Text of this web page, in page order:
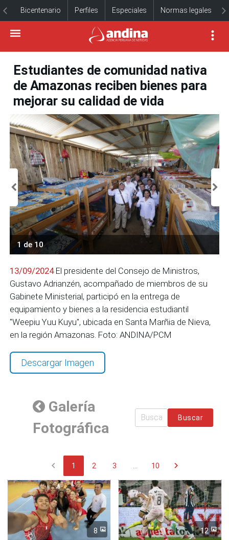
Bicentenario Perfiles Especiales Normas legales
Estudiantes de comunidad nativa
de Amazonas reciben bienes para
mejorar su calidad de vida
1 de 10
13/09/2024El presidente del Consejo de Ministros,
Gustavo Adrianzén, acompañado de miembros de su
Gabinete Ministerial, participó en la entrega de
equipamiento y bienes a la residencia estudiantil
"Weepiu Yuu Kuyu", ubicada en Santa Marñia de Nieva,
en la región Amazonas. Foto: ANDINA/PCM
Descargar Imagen
Galería
Fotográfica
Buscar
chevron_left 1 2 3 10 chevron_right
8 12